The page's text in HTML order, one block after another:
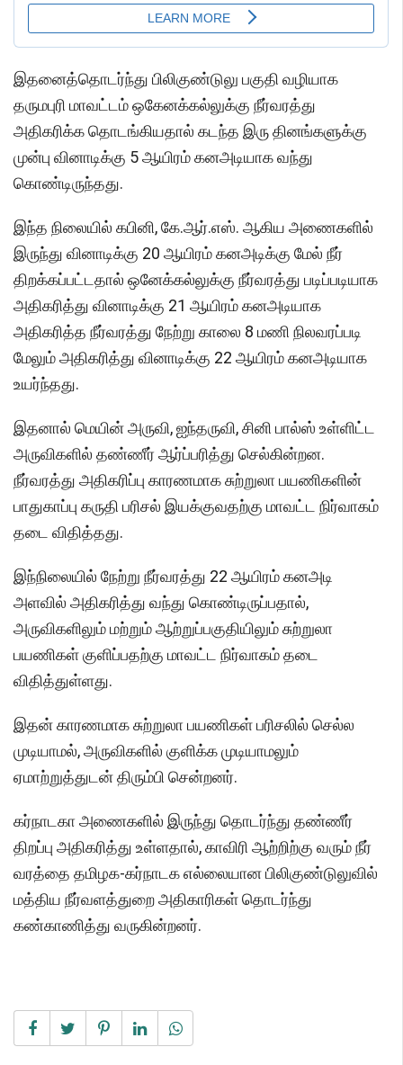
இதனைத்தொடர்ந்து பிலிகுண்டுலு பகுதி வழியாக
தருமபுரி மாவட்டம் ஒகேனக்கல்லுக்கு நீர்வரத்து
அதிகரிக்க தொடங்கியதால் கடந்த இரு தினங்களுக்கு
முன்பு வினாடிக்கு 5 ஆயிரம் கனஅடியாக வந்து
கொண்டிருந்தது.
இந்த நிலையில் கபினி, கே.ஆர்.எஸ். ஆகிய அணைகளில்
இருந்து வினாடிக்கு 20 ஆயிரம் கனஅடிக்கு மேல் நீர்
திறக்கப்பட்டதால் ஒனேக்கல்லுக்கு நீர்வரத்து படிப்படியாக
அதிகரித்து வினாடிக்கு 21 ஆயிரம் கனஅடியாக
அதிகரித்த நீர்வரத்து நேற்று காலை 8 மணி நிலவரப்படி
மேலும் அதிகரித்து வினாடிக்கு 22 ஆயிரம் கனஅடியாக
உயர்ந்தது.
இதனால் மெயின் அருவி, ஐந்தருவி, சினி பால்ஸ் உள்ளிட்ட
அருவிகளில் தண்ணீர் ஆர்ப்பரித்து செல்கின்றன.
நீர்வரத்து அதிகரிப்பு காரணமாக சுற்றுலா பயணிகளின்
பாதுகாப்பு கருதி பரிசல் இயக்குவதற்கு மாவட்ட நிர்வாகம்
தடை விதித்தது.
இந்நிலையில் நேற்று நீர்வரத்து 22 ஆயிரம் கனஅடி
அளவில் அதிகரித்து வந்து கொண்டிருப்பதால்,
அருவிகளிலும் மற்றும் ஆற்றுப்பகுதியிலும் சுற்றுலா
பயணிகள் குளிப்பதற்கு மாவட்ட நிர்வாகம் தடை
விதித்துள்ளது.
இதன் காரணமாக சுற்றுலா பயணிகள் பரிசலில் செல்ல
முடியாமல், அருவிகளில் குளிக்க முடியாமலும்
ஏமாற்றுத்துடன் திரும்பி சென்றனர்.
கர்நாடகா அணைகளில் இருந்து தொடர்ந்து தண்ணீர்
திறப்பு அதிகரித்து உள்ளதால், காவிரி ஆற்றிற்கு வரும் நீர்
வரத்தை தமிழக-கர்நாடக எல்லையான பிலிகுண்டுலுவில்
மத்திய நீர்வளத்துறை அதிகாரிகள் தொடர்ந்து
கண்காணித்து வருகின்றனர்.